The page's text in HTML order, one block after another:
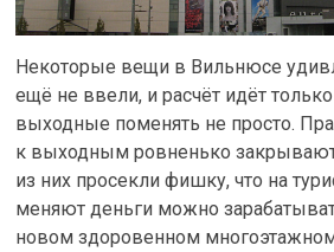
Некоторые вещи в Вильнюсе
ещё не ввели, и расчёт идёт
выходные поменять не просто.
к выходным ровненько
из них просекли фишку, что на
меняют деньги можно
новом здоровенном